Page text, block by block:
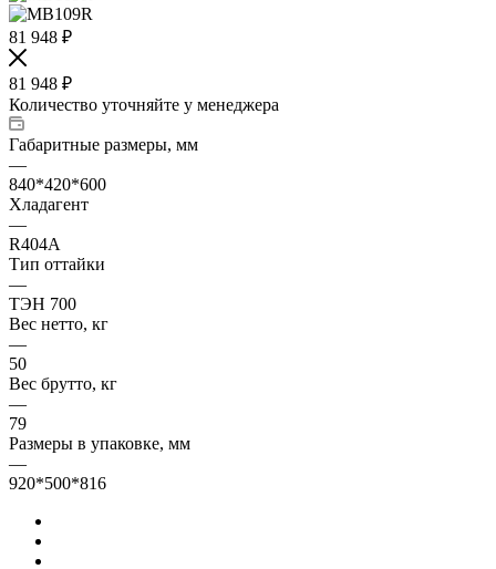
81 948 ₽
81 948 ₽
Количество уточняйте у менеджера
Габаритные размеры, мм
—
840*420*600
Хладагент
—
R404A
Тип оттайки
—
ТЭН 700
Вес нетто, кг
—
50
Вес брутто, кг
—
79
Размеры в упаковке, мм
—
920*500*816